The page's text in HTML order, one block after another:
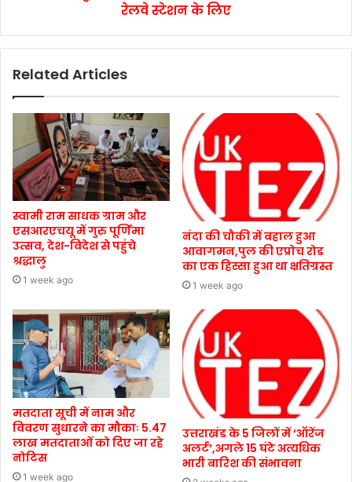
रेलवे स्टेशन के लिए
Related Articles
स्वामी राम साधक ग्राम और
एसआरएचयू में गुरु पूर्णिमा
उत्सव, देश-विदेश से पहुंचे
श्रद्धालु
1 week ago
नंदा की चौकी में बहाल हुआ
आवागमन,पुल की एप्रोच रोड
का एक हिस्सा हुआ था क्षतिग्रस्त
1 week ago
मतदाता सूची में नाम और
विवरण सुधारने का मौकाः 5.47
लाख मतदाताओं को दिए जा रहे
नोटिस
1 week ago
उत्तराखंड के 5 जिलों में ‘ऑरेंज
अलर्ट’,अगले 15 घंटे अत्यधिक
भारी बारिश की संभावना